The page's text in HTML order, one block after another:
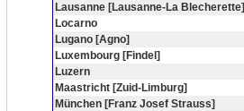
Lausanne [Lausanne-La Blecherette]
Locarno
Lugano [Agno]
Luxembourg [Findel]
Luzern
Maastricht [Zuid-Limburg]
München [Franz Josef Strauss]